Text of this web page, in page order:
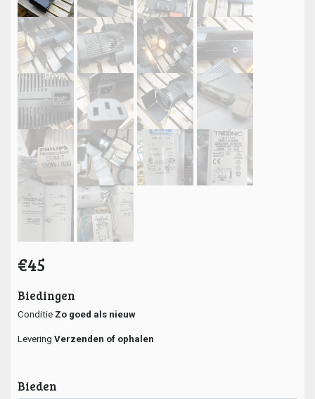
€45
Biedingen
Conditie Zo goed als nieuw
Levering Verzenden of ophalen
Bieden